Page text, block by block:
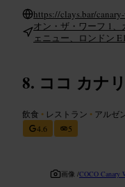
https://clays.bar/
オン・ザ・ワーフ 1
ェニュー、ロンドン
ココ カナ
飲食 • レストラン • アルゼ
4.6
5
画像 /COCO Canary